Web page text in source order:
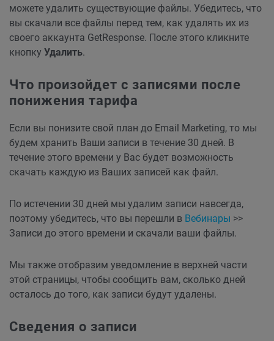
можете удалить существующие файлы. Убедитесь, что
вы скачали все файлы перед тем, как удалять их из
своего аккаунта GetResponse. После этого кликните
кнопку Удалить.
Что произойдет с записями после
понижения тарифа
Если вы понизите свой план до Email Marketing, то мы
будем хранить Ваши записи в течение 30 дней. В
течение этого времени у Вас будет возможность
скачать каждую из Ваших записей как файл.
По истечении 30 дней мы удалим записи навсегда,
поэтому убедитесь, что вы перешли в Вебинары >>
Записи до этого времени и скачали ваши файлы.
Мы также отобразим уведомление в верхней части
этой страницы, чтобы сообщить вам, сколько дней
осталось до того, как записи будут удалены.
Сведения о записи